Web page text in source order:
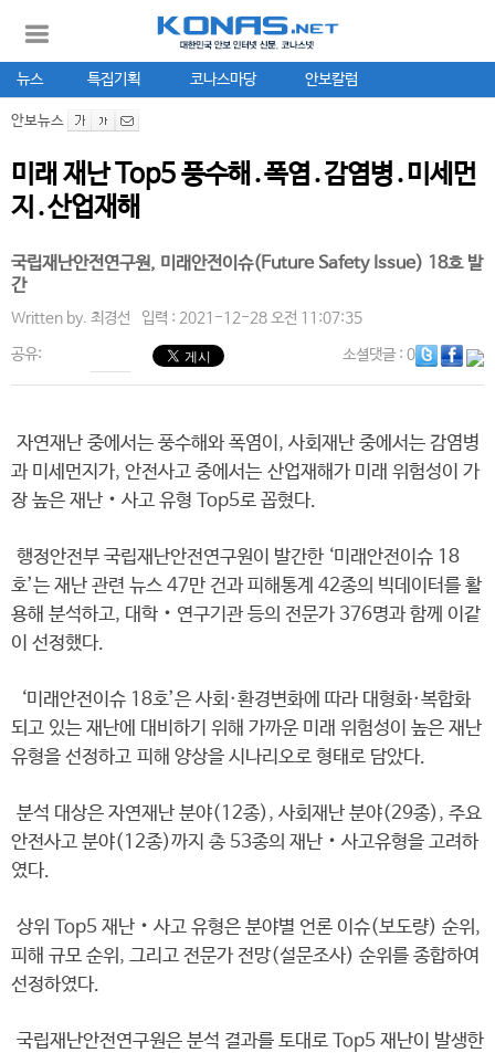
뉴스 특집기획 코나스마당 안보칼럼
안보뉴스
미래 재난 Top5 풍수해․폭염․감염병․미세먼
지․산업재해
국립재난안전연구원, 미래안전이슈(Future Safety Issue) 18호 발
간
Written by. 최경선 입력 : 2021-12-28 오전 11:07:35
공유: 소셜댓글: 0
자연재난 중에서는 풍수해와 폭염이, 사회재난 중에서는 감염병
과 미세먼지가, 안전사고 중에서는 산업재해가 미래 위험성이 가
장 높은 재난‧사고 유형 Top5로 꼽혔다.
행정안전부 국립재난안전연구원이 발간한 ‘미래안전이슈 18
호’는 재난 관련 뉴스 47만 건과 피해통계 42종의 빅데이터를 활
용해 분석하고, 대학‧연구기관 등의 전문가 376명과 함께 이같
이 선정했다.
‘미래안전이슈 18호’은 사회·환경변화에 따라 대형화·복합화
되고 있는 재난에 대비하기 위해 가까운 미래 위험성이 높은 재난
유형을 선정하고 피해 양상을 시나리오로 형태로 담았다.
분석 대상은 자연재난 분야(12종), 사회재난 분야(29종), 주요
안전사고 분야(12종)까지 총 53종의 재난‧사고유형을 고려하
였다.
상위 Top5 재난‧사고 유형은 분야별 언론 이슈(보도량) 순위,
피해 규모 순위, 그리고 전문가 전망(설문조사) 순위를 종합하여
선정하였다.
국립재난안전연구원은 분석 결과를 토대로 Top5 재난이 발생한